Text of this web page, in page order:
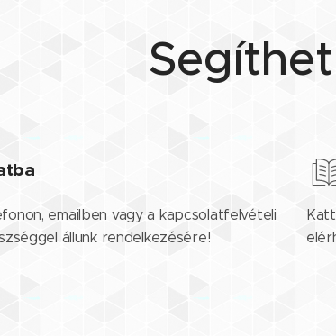
emailben vagy a kapcsolatfelvételi
állunk rendelkezésére!